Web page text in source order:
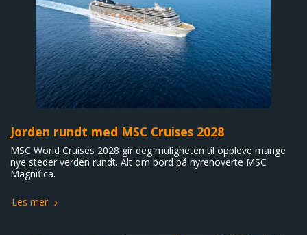
Jorden rundt med MSC Cruises 2028
MSC World Cruises 2028 gir deg muligheten til oppleve mange
nye steder verden rundt. Alt om bord på nyrenoverte MSC
Magnifica.
Les mer